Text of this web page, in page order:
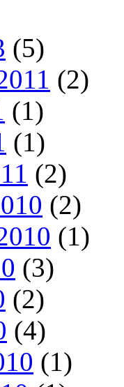
(5)
(2)
(1)
(1)
(2)
(2)
(1)
(3)
(2)
(4)
(1)